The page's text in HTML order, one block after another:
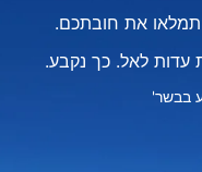
את חובתכם.
עדות לאל. כך נקבע.
בבשר'